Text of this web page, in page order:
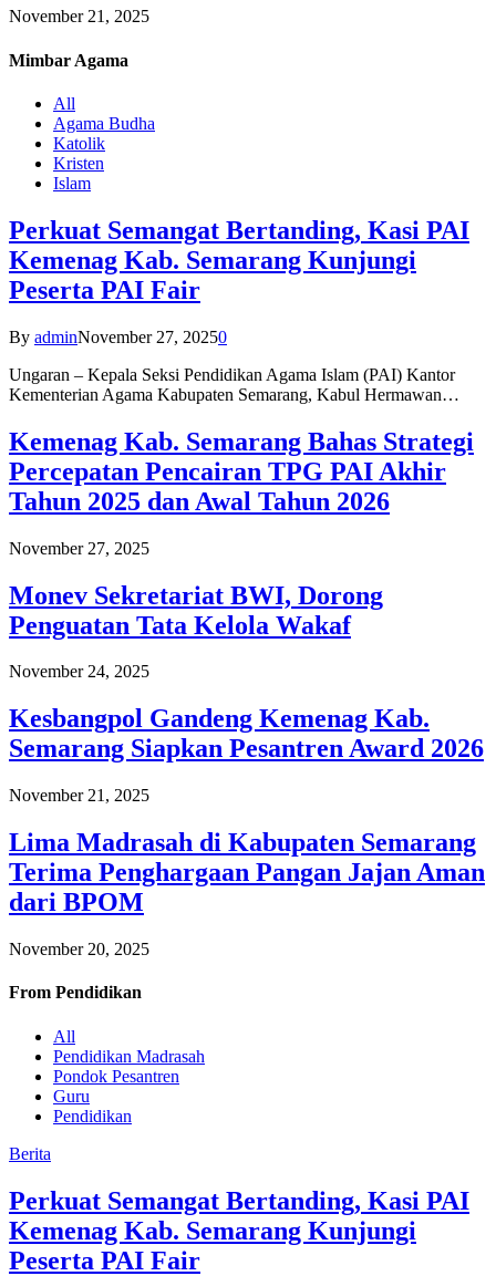
November 21, 2025
Mimbar Agama
All
Agama Budha
Katolik
Kristen
Islam
Perkuat Semangat Bertanding, Kasi PAI
Kemenag Kab. Semarang Kunjungi
Peserta PAI Fair
By adminNovember 27, 20250
Ungaran – Kepala Seksi Pendidikan Agama Islam (PAI) Kantor
Kementerian Agama Kabupaten Semarang, Kabul Hermawan…
Kemenag Kab. Semarang Bahas Strategi
Percepatan Pencairan TPG PAI Akhir
Tahun 2025 dan Awal Tahun 2026
November 27, 2025
Monev Sekretariat BWI, Dorong
Penguatan Tata Kelola Wakaf
November 24, 2025
Kesbangpol Gandeng Kemenag Kab.
Semarang Siapkan Pesantren Award 2026
November 21, 2025
Lima Madrasah di Kabupaten Semarang
Terima Penghargaan Pangan Jajan Aman
dari BPOM
November 20, 2025
From Pendidikan
All
Pendidikan Madrasah
Pondok Pesantren
Guru
Pendidikan
Berita
Perkuat Semangat Bertanding, Kasi PAI
Kemenag Kab. Semarang Kunjungi
Peserta PAI Fair